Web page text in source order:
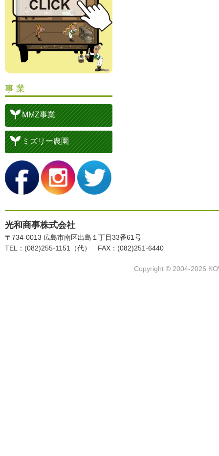
事 業
MMZ事業
ミズリー農園
光和商事株式会社
〒734-0013 広島市南区出島１丁目33番61号
TEL：(082)255-1151（代） FAX：(082)251-6440
Copyright © 2004-2026